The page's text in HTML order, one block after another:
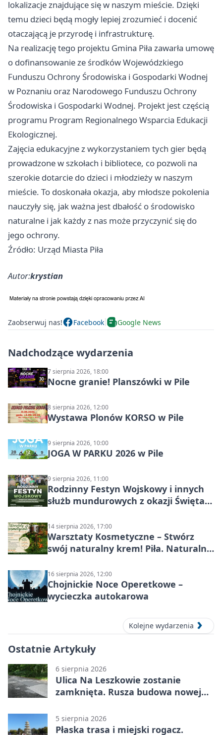
lokalizacje znajdujące się w naszym mieście. Dzięki
temu dzieci będą mogły lepiej zrozumieć i docenić
otaczającą je przyrodę i infrastrukturę.
Na realizację tego projektu Gmina Piła zawarła umowę
o dofinansowanie ze środków Wojewódzkiego
Funduszu Ochrony Środowiska i Gospodarki Wodnej
w Poznaniu oraz Narodowego Funduszu Ochrony
Środowiska i Gospodarki Wodnej. Projekt jest częścią
programu Program Regionalnego Wsparcia Edukacji
Ekologicznej.
Zajęcia edukacyjne z wykorzystaniem tych gier będą
prowadzone w szkołach i bibliotece, co pozwoli na
szerokie dotarcie do dzieci i młodzieży w naszym
mieście. To doskonała okazja, aby młodsze pokolenia
nauczyły się, jak ważna jest dbałość o środowisko
naturalne i jak każdy z nas może przyczynić się do
jego ochrony.
Źródło: Urząd Miasta Piła
Autor:krystian
Zaobserwuj nas! Facebook Google News
Nadchodzące wydarzenia
7 sierpnia 2026, 18:00
Nocne granie! Planszówki w Pile
8 sierpnia 2026, 12:00
Wystawa Plonów KORSO w Pile
9 sierpnia 2026, 10:00
JOGA W PARKU 2026 w Pile
9 sierpnia 2026, 11:00
Rodzinny Festyn Wojskowy i innych
służb mundurowych z okazji Święta
14 sierpnia 2026, 17:00
Warsztaty Kosmetyczne – Stwórz
swój naturalny krem! Piła. Naturalna
16 sierpnia 2026, 12:00
Chojnickie Noce Operetkowe –
wycieczka autokarowa
Kolejne wydarzenia
Ostatnie Artykuły
6 sierpnia 2026
Ulica Na Leszkowie zostanie
zamknięta. Rusza budowa nowej
5 sierpnia 2026
Płaska trasa i miejski rogacz.